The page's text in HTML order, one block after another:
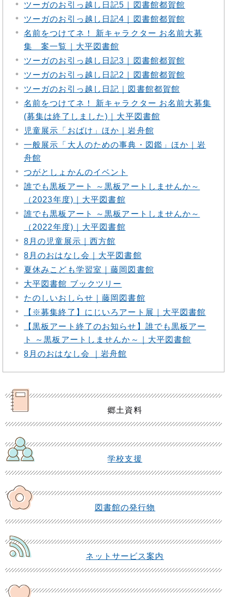
ツーガのお引っ越し日記5｜図書館都賀館
ツーガのお引っ越し日記4｜図書館都賀館
名前をつけてネ！ 新キャラクター お名前大募
集 案一覧｜大平図書館
ツーガのお引っ越し日記3｜図書館都賀館
ツーガのお引っ越し日記2｜図書館都賀館
ツーガのお引っ越し日記｜図書館都賀館
名前をつけてネ！ 新キャラクター お名前大募集
(募集は終了しました)｜大平図書館
児童展示「おばけ」ほか｜岩舟館
一般展示「大人のための事典・図鑑」ほか｜岩
舟館
つがとしょかんのイベント
誰でも黒板アート ～黒板アートしませんか～
（2023年度)｜大平図書館
誰でも黒板アート ～黒板アートしませんか～
（2022年度)｜大平図書館
8月の児童展示｜西方館
8月のおはなし会｜大平図書館
夏休みこども学習室｜藤岡図書館
大平図書館 ブックツリー
たのしいおしらせ｜藤岡図書館
【※募集終了】にじいろアート展｜大平図書館
【黒板アート終了のお知らせ】誰でも黒板アー
ト ～黒板アートしませんか～｜大平図書館
8月のおはなし会 ｜岩舟館
郷土資料
学校支援
図書館の発行物
ネットサービス案内